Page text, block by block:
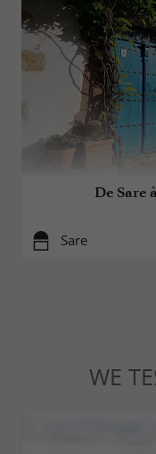
De Sare
Sare
WE